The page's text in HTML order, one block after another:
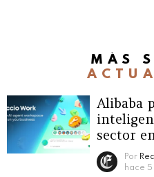
MÁS
Alibaba
sector
Por
hace 5